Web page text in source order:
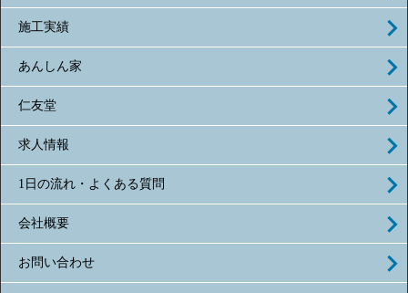
施工実績
あんしん家
仁友堂
求人情報
1日の流れ・よくある質問
会社概要
お問い合わせ